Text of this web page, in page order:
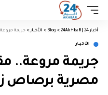
أخبار 24 | 24AkHbaR >
Blog
> الأخبار > جريمة
الأخبار
جريمة مروعة..
مصرية برصاص